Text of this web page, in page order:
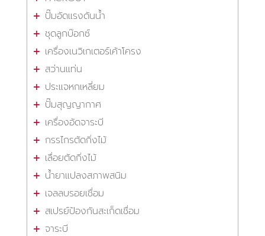
ปั๊มอัดแรงดันน้ำ
ชุดลูกบ๊อกซ์
เครื่องเนวิเกเตอร์เค้าโครง
สว่านแท่น
ประแจหกเหลี่ยม
ปั๊มสุญญากาศ
เครื่องอัดจาระบี
กรรไกรตัดกิ่งไม้
เลื่อยตัดกิ่งไม้
น้ำยาแปลงสภาพสนิม
เจลลบรอยเชื่อม
สเปรย์ป้องกันสะเก็ดเชื่อม
จาระบี